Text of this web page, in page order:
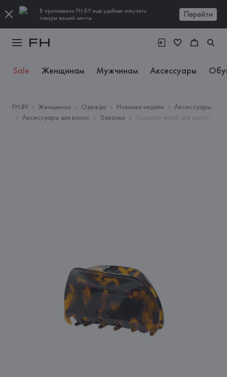
В приложении FH.BY еще удобнее покупать
товары вашей мечты
Перейти
Sale Женщинам Мужчинам Аксессуары
FH.BY Женщинам Одежда Новинки недели
Аксессуары
Аксессуары для волос
Заколки Заколка-краб для волос